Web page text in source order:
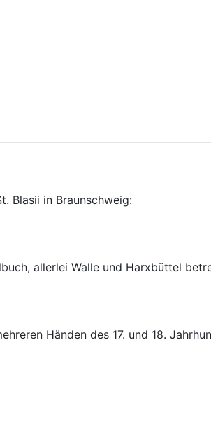
Händen des 17. und 18.